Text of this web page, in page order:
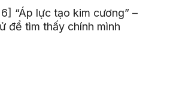
“Áp lực tạo kim cương” –
để tìm thấy chính mình